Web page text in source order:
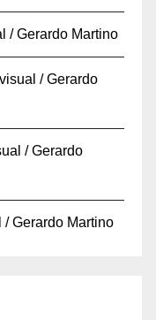
/ Gerardo Martino
/ Gerardo
/ Gerardo
Gerardo Martino